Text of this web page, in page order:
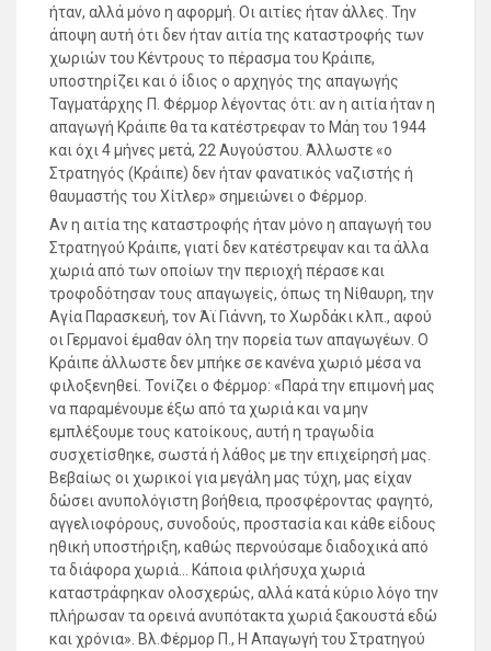
ήταν, αλλά μόνο η αφορμή. Οι αιτίες ήταν άλλες. Την
άποψη αυτή ότι δεν ήταν αιτία της καταστροφής των
χωριών του Κέντρους το πέρασμα του Κράιπε,
υποστηρίζει και ό ίδιος ο αρχηγός της απαγωγής
Ταγματάρχης Π. Φέρμορ λέγοντας ότι: αν η αιτία ήταν η
απαγωγή Κράιπε θα τα κατέστρεφαν το Μάη του 1944
και όχι 4 μήνες μετά, 22 Αυγούστου. Άλλωστε «ο
Στρατηγός (Κράιπε) δεν ήταν φανατικός ναζιστής ή
θαυμαστής του Χίτλερ» σημειώνει ο Φέρμορ.
Αν η αιτία της καταστροφής ήταν μόνο η απαγωγή του
Στρατηγού Κράιπε, γιατί δεν κατέστρεψαν και τα άλλα
χωριά από των οποίων την περιοχή πέρασε και
τροφοδότησαν τους απαγωγείς, όπως τη Νίθαυρη, την
Αγία Παρασκευή, τον Άϊ Γιάννη, το Χωρδάκι κλπ., αφού
οι Γερμανοί έμαθαν όλη την πορεία των απαγωγέων. Ο
Κράιπε άλλωστε δεν μπήκε σε κανένα χωριό μέσα να
φιλοξενηθεί. Τονίζει ο Φέρμορ: «Παρά την επιμονή μας
να παραμένουμε έξω από τα χωριά και να μην
εμπλέξουμε τους κατοίκους, αυτή η τραγωδία
συσχετίσθηκε, σωστά ή λάθος με την επιχείρησή μας.
Βεβαίως οι χωρικοί για μεγάλη μας τύχη, μας είχαν
δώσει ανυπολόγιστη βοήθεια, προσφέροντας φαγητό,
αγγελιοφόρους, συνοδούς, προστασία και κάθε είδους
ηθική υποστήριξη, καθώς περνούσαμε διαδοχικά από
τα διάφορα χωριά… Κάποια φιλήσυχα χωριά
καταστράφηκαν ολοσχερώς, αλλά κατά κύριο λόγο την
πλήρωσαν τα ορεινά ανυπότακτα χωριά ξακουστά εδώ
και χρόνια». Βλ.Φέρμορ Π., Η Απαγωγή του Στρατηγού